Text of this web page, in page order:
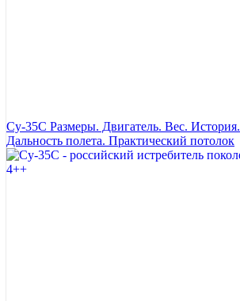
Су-35С Размеры. Двигатель. Вес. История.
Дальность полета. Практический потолок